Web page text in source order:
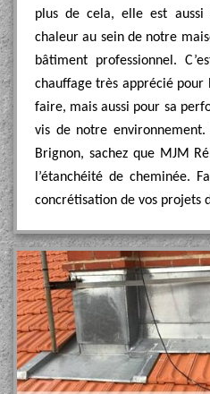
plus de cela, elle est
chaleur au sein de notre
bâtiment professionnel.
chauffage très apprécié pour
faire, mais aussi pour sa
vis de notre
Brignon, sachez que MJM
l’étanchéité de cheminée.
concrétisation de vos projets